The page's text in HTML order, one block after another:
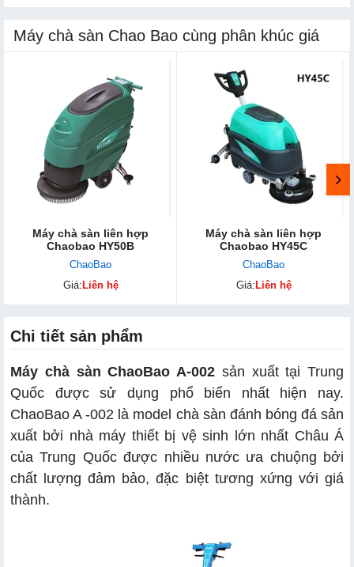
Máy chà sàn Chao Bao cùng phân khúc giá
Máy chà sàn liên hợp
Chaobao HY50B
ChaoBao
Giá: Liên hệ
Máy chà sàn liên hợp
Chaobao HY45C
ChaoBao
Giá: Liên hệ
Chi tiết sản phẩm
Máy chà sàn ChaoBao A-002 sản xuất tại Trung
Quốc được sử dụng phổ biến nhất hiện nay.
ChaoBao A -002 là model chà sàn đánh bóng đá sản
xuất bởi nhà máy thiết bị vệ sinh lớn nhất Châu Á
của Trung Quốc được nhiều nước ưa chuộng bởi
chất lượng đảm bảo, đặc biệt tương xứng với giá
thành.